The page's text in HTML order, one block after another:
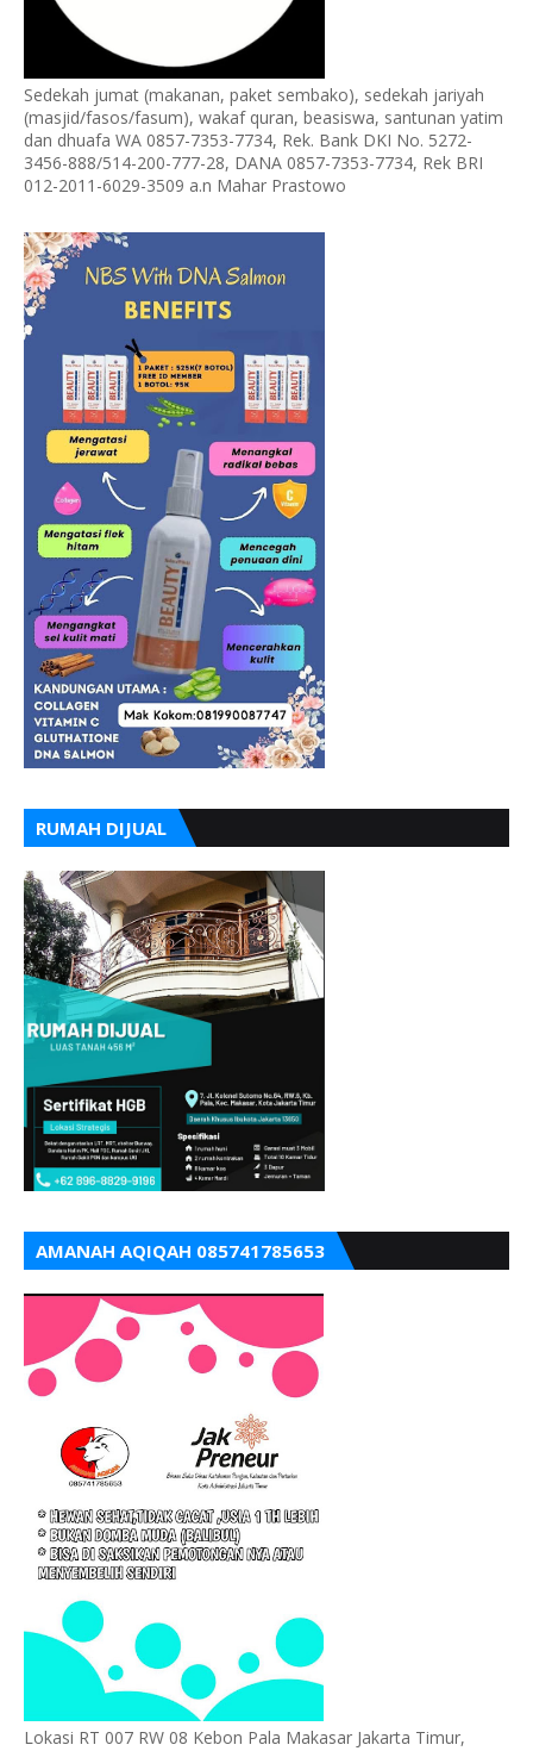
Sedekah jumat (makanan, paket sembako), sedekah jariyah
(masjid/fasos/fasum), wakaf quran, beasiswa, santunan yatim
dan dhuafa WA 0857-7353-7734, Rek. Bank DKI No. 5272-
3456-888/514-200-777-28, DANA 0857-7353-7734, Rek BRI
012-2011-6029-3509 a.n Mahar Prastowo
RUMAH DIJUAL
AMANAH AQIQAH 085741785653
Lokasi RT 007 RW 08 Kebon Pala Makasar Jakarta Timur,